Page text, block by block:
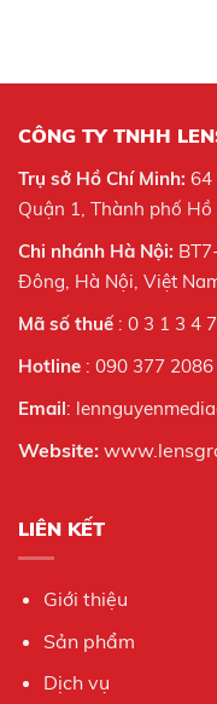
CÔNG TY TNHH
Trụ sở Hồ Chí Minh: 64
Quận 1, Thành phố
Chi nhánh Hà Nội:
Đông, Hà Nội, Việt
Mã số thuế : 0 3 1 3 4
Hotline : 090 377 2086
Email:
Website:
LIÊN KẾT
Giới thiệu
Sản phẩm
Dịch vụ